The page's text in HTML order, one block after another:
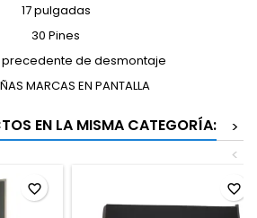
17 pulgadas
30 Pines
de desmontaje
MARCAS EN PANTALLA
EN LA MISMA CATEGORÍA:
>
<
favorite_border favorite_border